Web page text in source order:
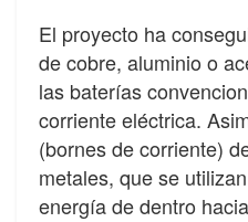
El proyecto ha
de cobre, aluminio o
las baterías
corriente eléctrica.
(bornes de corriente)
metales, que se
energía de dentro